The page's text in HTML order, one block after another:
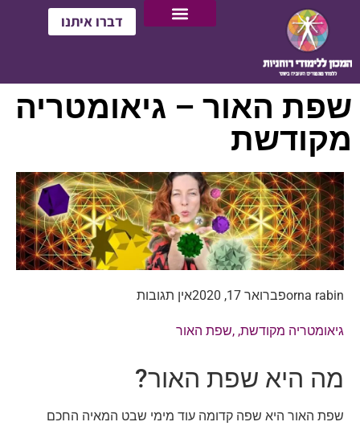
דברו איתנו
שפת האור – גיאומטריה
מקודשת
orna rabinפברואר 17, 2020 אין תגובות
גיאומטריה מקודשת, ,שפת האור
מה היא שפת האור?
שפת האור היא שפה קדומה עוד מימי שבט המאיה החכם